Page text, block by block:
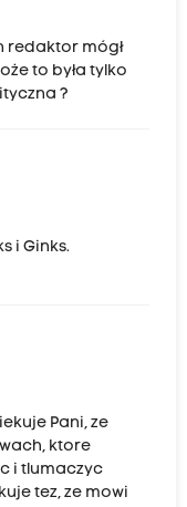
redaktor mógł
to była tylko
?
i Ginks.
Pani, ze
ktore
i tlumaczyc
tez, ze mowi